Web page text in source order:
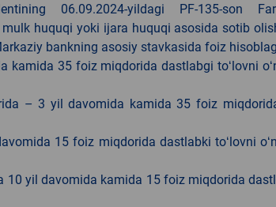
06.09.2024-yildagi PF-135-son
huquqi yoki ijara huquqi asosida sotib
bankning asosiy stavkasida foiz
kamida 35 foiz miqdorida dastlabgi toʻlovni
– 3 yil davomida kamida 35 foiz
15 foiz miqdorida dastlabki toʻlovni
10 yil davomida kamida 15 foiz miqdorida